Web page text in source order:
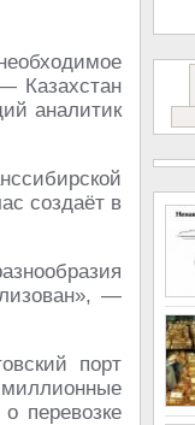
Казахстан
аналитик
создаёт в
—
порт
миллионные
перевозке